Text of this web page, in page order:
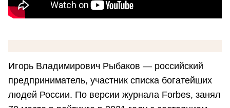
Игорь Владимирович Рыбаков — российский
предприниматель, участник списка богатейших
людей России. По версии журнала Forbes, занял